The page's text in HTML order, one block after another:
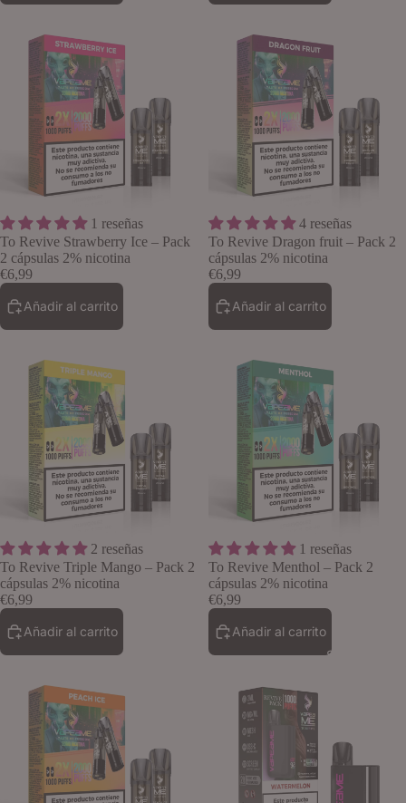
Sales de
Lo quiero
1 reseñas
To Revive Strawberry Ice – Pack
2 cápsulas 2% nicotina
€6,99
Añadir al carrito
4 reseñas
To Revive Dragon fruit – Pack 2
cápsulas 2% nicotina
€6,99
Añadir al carrito
Lo quiero
2 reseñas
To Revive Triple Mango – Pack 2
cápsulas 2% nicotina
€6,99
Añadir al carrito
1 reseñas
To Revive Menthol – Pack 2
cápsulas 2% nicotina
€6,99
Añadir al carrito